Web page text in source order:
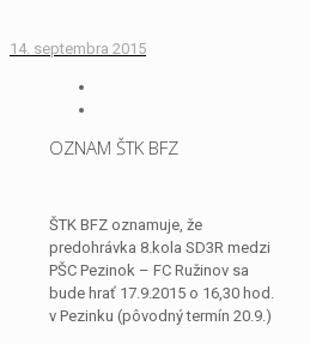
14. septembra 2015
OZNAM ŠTK BFZ
ŠTK BFZ oznamuje, že
predohrávka 8.kola SD3R medzi
PŠC Pezinok – FC Ružinov sa
bude hrať 17.9.2015 o 16,30 hod.
v Pezinku (pôvodný termín 20.9.)